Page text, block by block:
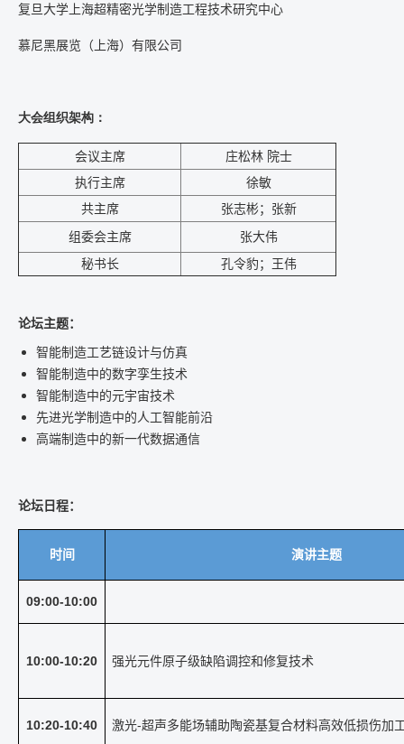
复旦大学上海超精密光学制造工程技术研究中心
慕尼黑展览（上海）有限公司
大会组织架构：
会议主席
庄松林 院士
执行主席
徐敏
共主席
张志彬；张新
组委会主席
张大伟
秘书长
孔令豹；王伟
论坛主题：
智能制造工艺链设计与仿真
智能制造中的数字孪生技术
智能制造中的元宇宙技术
先进光学制造中的人工智能前沿
高端制造中的新一代数据通信
论坛日程：
时间 演讲主题
09:00-10:00
10:00-10:20 强光元件原子级缺陷调控和修复技术
10:20-10:40 激光-超声多能场辅助陶瓷基复合材料高效低损伤加